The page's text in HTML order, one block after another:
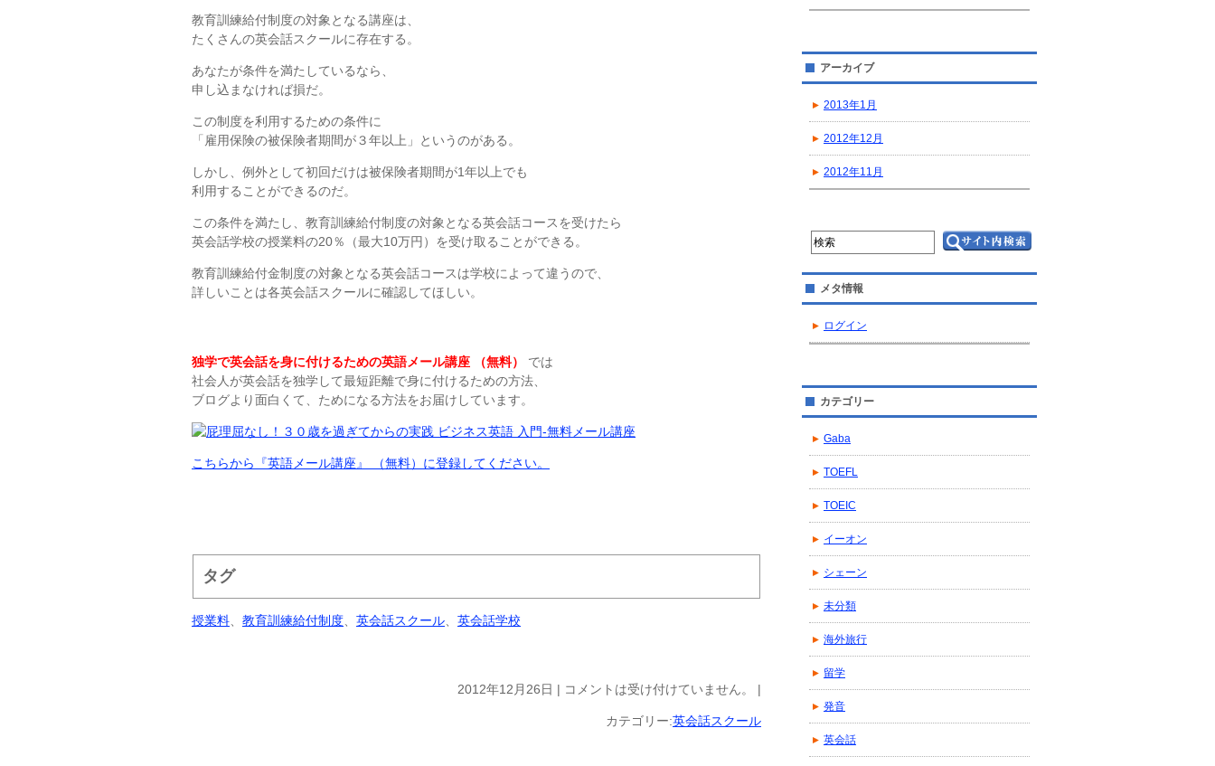
教育訓練給付制度の対象となる講座は、
たくさんの英会話スクールに存在する。
あなたが条件を満たしているなら、
申し込まなければ損だ。
この制度を利用するための条件に
「雇用保険の被保険者期間が３年以上」というのがある。
しかし、例外として初回だけは被保険者期間が1年以上でも
利用することができるのだ。
この条件を満たし、教育訓練給付制度の対象となる英会話コースを受けたら
英会話学校の授業料の20％（最大10万円）を受け取ることができる。
教育訓練給付金制度の対象となる英会話コースは学校によって違うので、
詳しいことは各英会話スクールに確認してほしい。
独学で英会話を身に付けるための英語メール講座 （無料）
では
社会人が英会話を独学して最短距離で身に付けるための方法、
ブログより面白くて、ためになる方法をお届けしています。
こちらから『英語メール講座』 （無料）に登録してください。
タグ
授業料 教育訓練給付制度 英会話スクール 英会話学校
2012年12月26日 | コメントは受け付けていません。 |
カテゴリー:英会話スクール
アーカイブ
2013年1月
2012年12月
2012年11月
メタ情報
ログイン
カテゴリー
Gaba
TOEFL
TOEIC
イーオン
シェーン
未分類
海外旅行
留学
発音
英会話